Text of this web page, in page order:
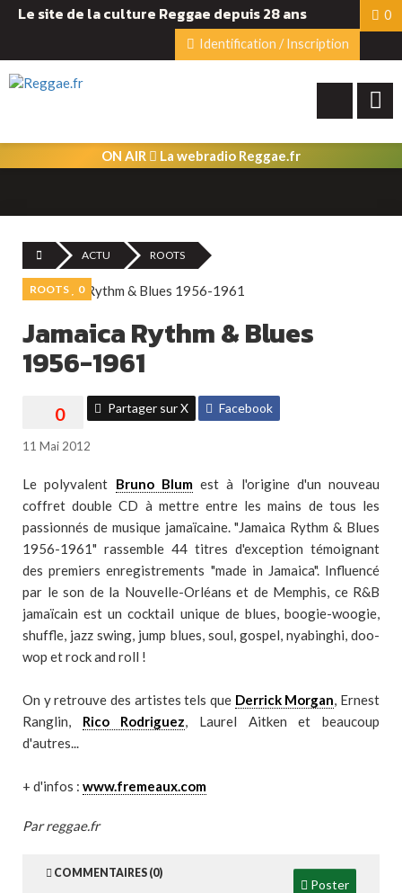
Le site de la culture Reggae depuis 28 ans
0
Identification / Inscription
ON AIR La webradio Reggae.fr
ACTU ROOTS
ROOTS 0
Jamaica Rythm & Blues
1956-1961
Partager sur X Facebook
11 Mai 2012
Le polyvalent Bruno Blumest à l'origine d'un nouveau
coffret double CD à mettre entre les mains de tous les
passionnés de musique jamaïcaine. "Jamaica Rythm & Blues
1956-1961" rassemble 44 titres d'exception témoignant
des premiers enregistrements "made in Jamaica". Influencé
par le son de la Nouvelle-Orléans et de Memphis, ce R&B
jamaïcain est un cocktail unique de blues, boogie-woogie,
shuffle, jazz swing, jump blues, soul, gospel, nyabinghi, doo-
wop et rock and roll !
On y retrouve des artistes tels que Derrick Morgan, Ernest
Ranglin, Rico Rodriguez, Laurel Aitken et beaucoup
d'autres...
+ d'infos : www.fremeaux.com
Par reggae.fr
COMMENTAIRES (0)
Poster